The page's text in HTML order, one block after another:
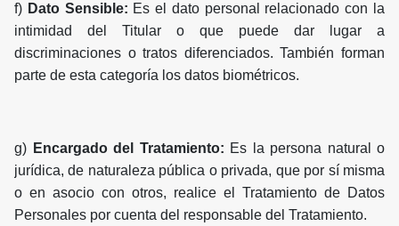
f) Dato Sensible: Es el dato personal relacionado con la
intimidad del Titular o que puede dar lugar a
discriminaciones o tratos diferenciados. También forman
parte de esta categoría los datos biométricos.
g) Encargado del Tratamiento: Es la persona natural o
jurídica, de naturaleza pública o privada, que por sí misma
o en asocio con otros, realice el Tratamiento de Datos
Personales por cuenta del responsable del Tratamiento.